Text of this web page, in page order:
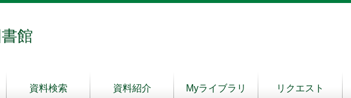
館
資料検索 資料紹介 Myライブラリ リクエスト